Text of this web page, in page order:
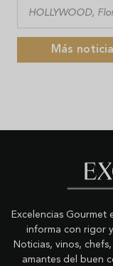
HOLLYWOOD,
Más
Excelencias
informa con rigor
Noticias, vinos,
amantes del buen